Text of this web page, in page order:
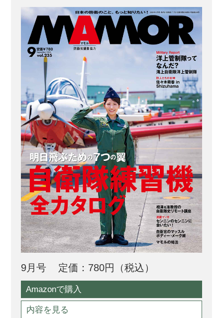
陸・海・空各自衛隊で異なる。臨床心
理士もしくは公認心理師の有資格者を
幹部自衛官として公募採用する傍ら、
自衛隊中央病院での研修により心理担
当者を育てているのが、海上自衛隊。
対して航空自衛隊は、幹部自衛官が職
種変更をし、一般の大学院で研修を受
けることによ...
9月号 定価：780円（税込）
Amazonで購入
内容を見る